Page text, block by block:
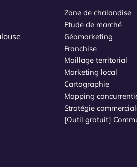
Zone de chalandise
Etude de marché
Géomarketing
Franchise
Maillage territorial
Marketing local
Cartographie
Mapping
Stratégie
[Outil gratuit]